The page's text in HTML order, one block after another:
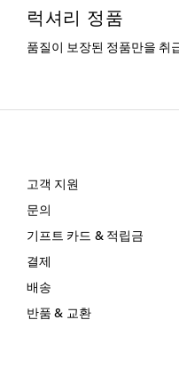
럭셔리 정품
품질이 보장된 정품만을 취
고객 지원
문의
기프트 카드 & 적립금
결제
배송
반품 & 교환